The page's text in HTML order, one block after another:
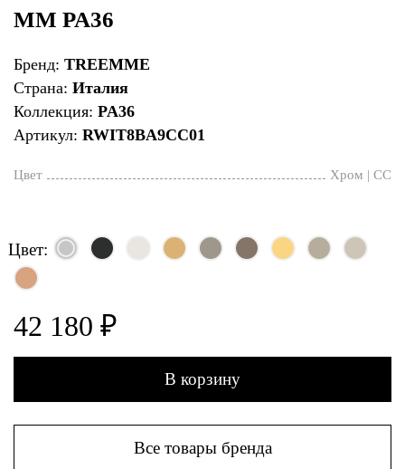
ММ PA36
Бренд: TREEMME
Страна: Италия
Коллекция: PA36
Артикул: RWIT8BA9CC01
Цвет Хром | CC
Цвет:
42 180 ₽
В корзину
Все товары бренда